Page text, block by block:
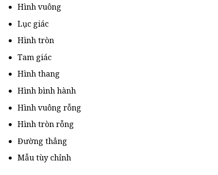
Hình vuông
Lục giác
Hình tròn
Tam giác
Hình thang
Hình bình hành
Hình vuông rỗng
Hình tròn rỗng
Đường thẳng
Mẫu tùy chỉnh